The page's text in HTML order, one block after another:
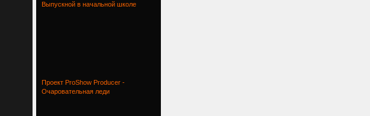
Выпускной в начальной школе
Проект ProShow Producer -
Очаровательная леди